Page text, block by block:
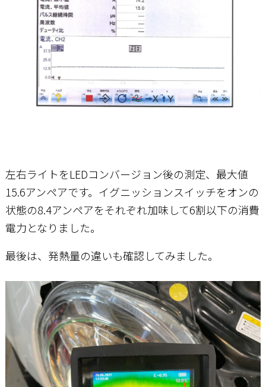
左右ライトをLEDコンバージョン後の測定、最大値
15.6アンペアです。イグニッションスイッチをオンの
状態の8.4アンペアをそれぞれ加味して6割以下の消費
電力となりました。
最後は、発熱量の違いも確認してみました。